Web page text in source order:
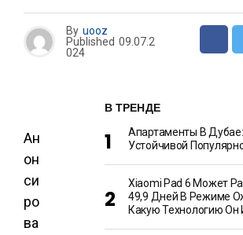
By uooz
Published 09.07.2
024
Ан
он
си
ро
ва
В ТРЕНДЕ
Апартаменты В
Устойчивой
Xiaomi Pad 6 Может
49,9 Дней В Режиме
Какую Технологию Он